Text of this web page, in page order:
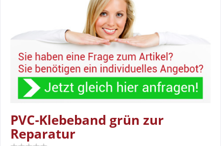
PVC-Klebeband grün zur
Reparatur